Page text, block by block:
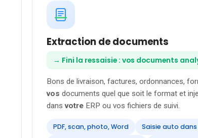
Extraction de documents
→ Fini la ressaisie : vos documents
Bons de livraison, factures, ordonnances,
vos documents quel que soit le format et
dansvotre ERP ou vos fichiers de suivi.
PDF, scan, photo, Word
Saisie auto